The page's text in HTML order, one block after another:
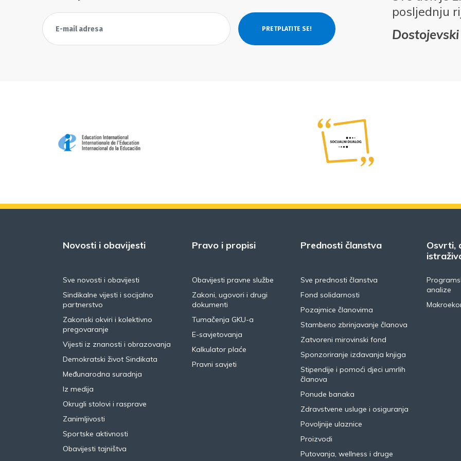
posljednju
Dostojevski
Novosti i obavijesti
Sve novosti i obavijesti
Sindikalne vijesti i socijalno
partnerstvo
Zakonski okviri i kolektivno
pregovaranje
Vijesti iz znanosti i obrazovanja
Demokratski život Sindikata
Međunarodna suradnja
Iz medija
Okrugli stolovi i rasprave
Zanimljivosti
Sportske aktivnosti
Obavijesti tajništva
Pravo i propisi
Obavijesti pravne službe
Zakoni, ugovori i drugi
dokumenti
Tumačenja GKU-a
E-savjetovanja
Kalkulator plaće
Pravni savjeti
Prednosti članstva
Sve prednosti članstva
Fond solidarnosti
Pozajmice članovima
Stambeno zbrinjavanje članova
Zatvoreni mirovinski fond
Sponzoriranje izdavanja knjiga
Stipendije i pomoći djeci umrlih
članova
Ponude banaka
Zdravstvene usluge i osiguranja
Povoljnije ulaznice
Proizvodi
Putovanja, wellness i druge
Osvrti,
analize